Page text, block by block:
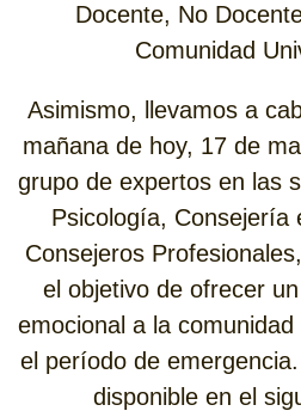
Docente, No
Comunidad
Asimismo, llevamos a
mañana de hoy, 17 de
grupo de expertos en las
Psicología, Consejería
Consejeros
el objetivo de ofrecer
emocional a la
el período de
disponible en el